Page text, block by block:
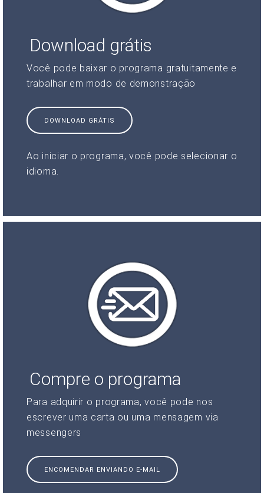
Download grátis
Você pode baixar o programa gratuitamente e
trabalhar em modo de demonstração
DOWNLOAD GRÁTIS
Ao iniciar o programa, você pode selecionar o
idioma.
Compre o programa
Para adquirir o programa, você pode nos
escrever uma carta ou uma mensagem via
messengers
ENCOMENDAR ENVIANDO E-MAIL